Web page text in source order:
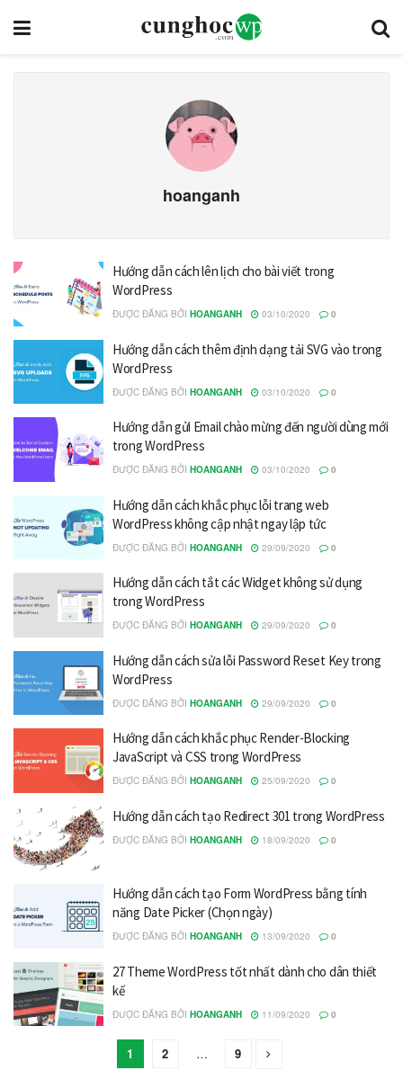
hoanganh
Hướng dẫn cách lên lịch cho bài viết trong
WordPress
ĐƯỢC ĐĂNG BỞI HOANGANH 03/10/2020 0
Hướng dẫn cách thêm định dạng tải SVG vào trong
WordPress
ĐƯỢC ĐĂNG BỞI HOANGANH 03/10/2020 0
Hướng dẫn gửi Email chào mừng đến người dùng mới
trong WordPress
ĐƯỢC ĐĂNG BỞI HOANGANH 03/10/2020 0
Hướng dẫn cách khắc phục lỗi trang web
WordPress không cập nhật ngay lập tức
ĐƯỢC ĐĂNG BỞI HOANGANH 29/09/2020 0
Hướng dẫn cách tắt các Widget không sử dụng
trong WordPress
ĐƯỢC ĐĂNG BỞI HOANGANH 29/09/2020 0
Hướng dẫn cách sửa lỗi Password Reset Key trong
WordPress
ĐƯỢC ĐĂNG BỞI HOANGANH 29/09/2020 0
Hướng dẫn cách khắc phục Render-Blocking
JavaScript và CSS trong WordPress
ĐƯỢC ĐĂNG BỞI HOANGANH 25/09/2020 0
Hướng dẫn cách tạo Redirect 301 trong WordPress
ĐƯỢC ĐĂNG BỞI HOANGANH 18/09/2020 0
Hướng dẫn cách tạo Form WordPress bằng tính
năng Date Picker (Chọn ngày)
ĐƯỢC ĐĂNG BỞI HOANGANH 13/09/2020 0
27 Theme WordPress tốt nhất dành cho dân thiết
kế
ĐƯỢC ĐĂNG BỞI HOANGANH 11/09/2020 0
1 2 … 9